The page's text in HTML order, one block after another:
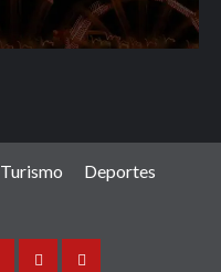
Turismo Deportes